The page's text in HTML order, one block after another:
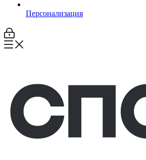
Персонализация